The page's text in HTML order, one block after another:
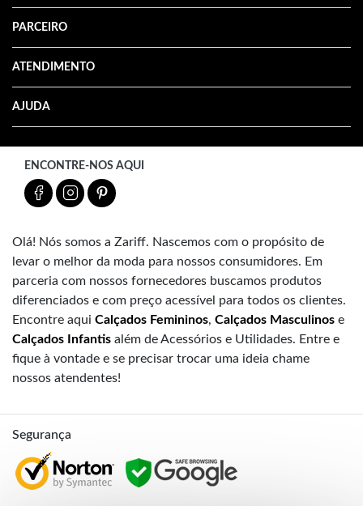
PARCEIRO
ATENDIMENTO
AJUDA
ENCONTRE-NOS AQUI
Olá! Nós somos a Zariff. Nascemos com o propósito de
levar o melhor da moda para nossos consumidores. Em
parceria com nossos fornecedores buscamos produtos
diferenciados e com preço acessível para todos os clientes.
Encontre aqui Calçados Femininos, Calçados Masculinos e
Calçados Infantis além de Acessórios e Utilidades. Entre e
fique à vontade e se precisar trocar uma ideia chame
nossos atendentes!
Segurança